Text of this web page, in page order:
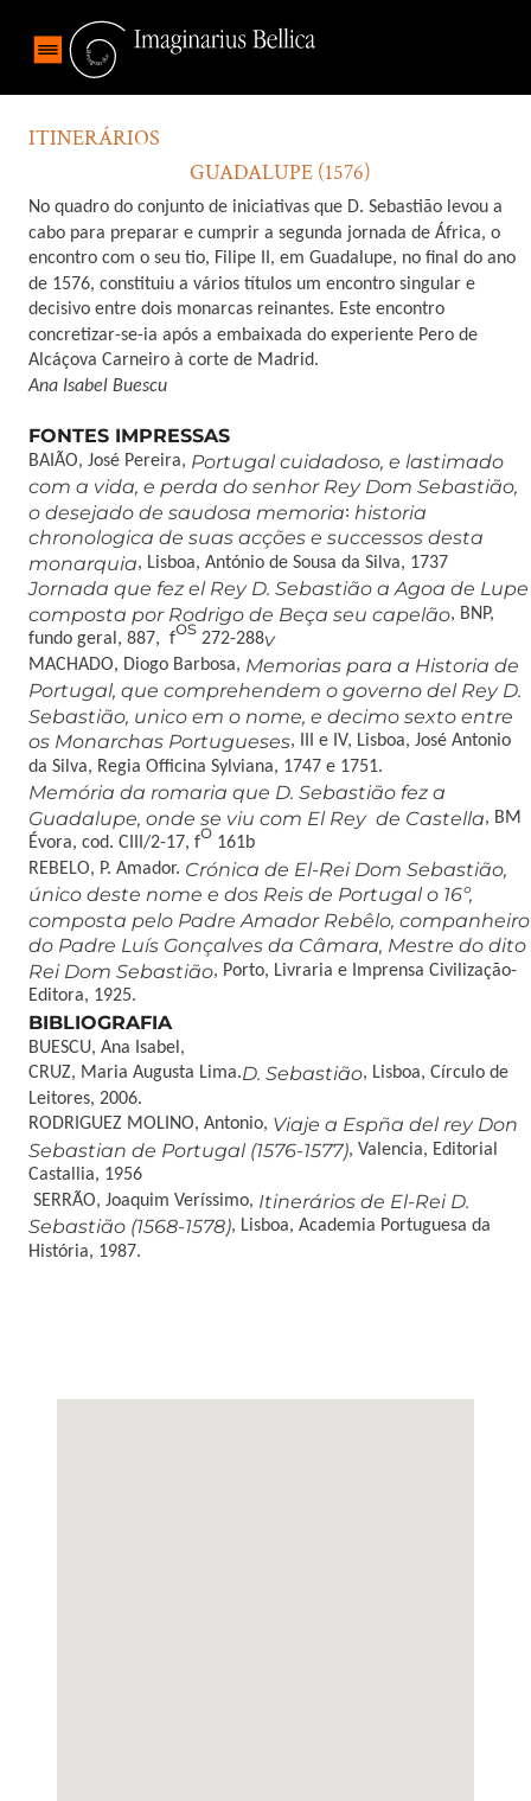
ITINERÁRIOS
GUADALUPE (1576)
No quadro do conjunto de iniciativas que D. Sebastião levou a
cabo para preparar e cumprir a segunda jornada de África, o
encontro com o seu tio, Filipe II, em Guadalupe, no final do ano
de 1576, constituiu a vários títulos um encontro singular e
decisivo entre dois monarcas reinantes. Este encontro
concretizar-se-ia após a embaixada do experiente Pero de
Alcáçova Carneiro à corte de Madrid.
Ana Isabel Buescu
FONTES IMPRESSAS
BAIÃO, José Pereira, Portugal cuidadoso, e lastimado
com a vida, e perda do senhor Rey Dom Sebastião,
o desejado de saudosa memoria: historia
chronologica de suas acções e successos desta
monarquia, Lisboa, António de Sousa da Silva, 1737
Jornada que fez el Rey D. Sebastião a Agoa de Lupe
composta por Rodrigo de Beça seu capelão, BNP,
fundo geral, 887, fos272-288v
MACHADO, Diogo Barbosa, Memorias para a Historia de
Portugal, que comprehendem o governo del Rey D.
Sebastião, unico em o nome, e decimo sexto entre
os Monarchas Portugueses, III e IV, Lisboa, José Antonio
da Silva, Regia Officina Sylviana, 1747 e 1751.
Memória da romaria que D. Sebastião fez a
Guadalupe, onde se viu com El Rey de Castella, BM
Évora, cod. CIII/2-17, fo161b
REBELO, P. Amador. Crónica de El-Rei Dom Sebastião,
único deste nome e dos Reis de Portugal o 16º,
composta pelo Padre Amador Rebêlo, companheiro
do Padre Luís Gonçalves da Câmara, Mestre do dito
Rei Dom Sebastião, Porto, Livraria e Imprensa Civilização-
Editora, 1925.
BIBLIOGRAFIA
BUESCU, Ana Isabel,
CRUZ, Maria Augusta Lima.D. Sebastião, Lisboa, Círculo de
Leitores, 2006.
RODRIGUEZ MOLINO, Antonio, Viaje a Espña del rey Don
Sebastian de Portugal (1576-1577), Valencia, Editorial
Castallia, 1956
SERRÃO, Joaquim Veríssimo, Itinerários de El-Rei D.
Sebastião (1568-1578), Lisboa, Academia Portuguesa da
História, 1987.